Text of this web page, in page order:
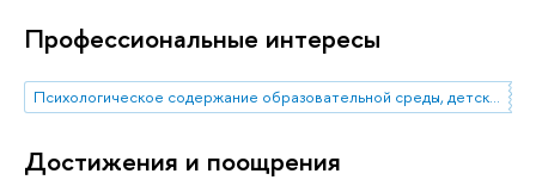
Профессиональные интересы
Психологическое содержание образовательной среды, детско-родительские отношения, психологическая готовность и адаптация к школе, родительство как психологический феномен, психология развития
Достижения и поощрения